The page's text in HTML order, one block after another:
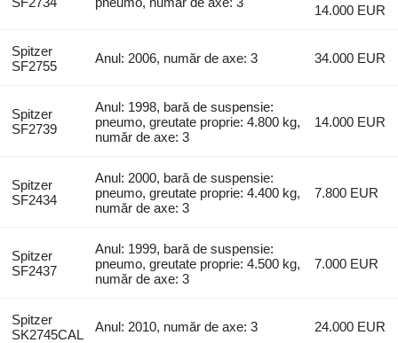
14.000 EUR
Spitzer
SF2755
Anul: 2006, număr de axe: 3 34.000 EUR
Spitzer
SF2739
Anul: 1998, bară de suspensie:
pneumo, greutate proprie: 4.800 kg,
număr de axe: 3
14.000 EUR
Spitzer
SF2434
Anul: 2000, bară de suspensie:
pneumo, greutate proprie: 4.400 kg,
număr de axe: 3
7.800 EUR
Spitzer
SF2437
Anul: 1999, bară de suspensie:
pneumo, greutate proprie: 4.500 kg,
număr de axe: 3
7.000 EUR
Spitzer
SK2745CAL
Anul: 2010, număr de axe: 3 24.000 EUR